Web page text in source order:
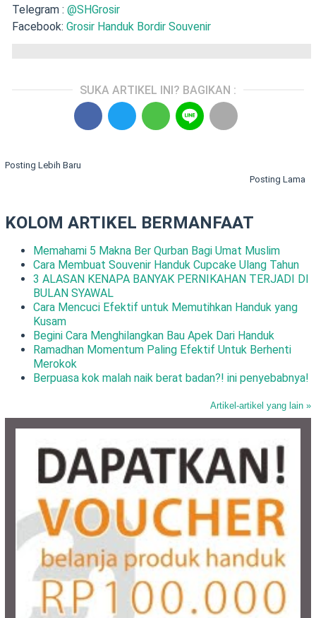
Telegram : @SHGrosir
Facebook: Grosir Handuk Bordir Souvenir
SUKA ARTIKEL INI? BAGIKAN :
Posting Lebih Baru
Posting Lama
KOLOM ARTIKEL BERMANFAAT
Memahami 5 Makna Ber Qurban Bagi Umat Muslim
Cara Membuat Souvenir Handuk Cupcake Ulang Tahun
3 ALASAN KENAPA BANYAK PERNIKAHAN TERJADI DI
BULAN SYAWAL
Cara Mencuci Efektif untuk Memutihkan Handuk yang
Kusam
Begini Cara Menghilangkan Bau Apek Dari Handuk
Ramadhan Momentum Paling Efektif Untuk Berhenti
Merokok
Berpuasa kok malah naik berat badan?! ini penyebabnya!
Artikel-artikel yang lain »